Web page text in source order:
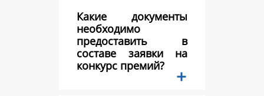
Какие документы
необходимо
предоставить в
составе заявки на
конкурс премий?